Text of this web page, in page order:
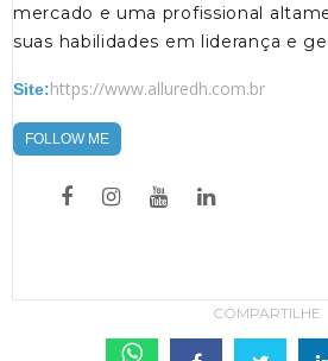
mercado e uma profissional
suas habilidades em liderança e
Site:https://www.alluredh.com.br
FOLLOW ME
COMPARTILHE